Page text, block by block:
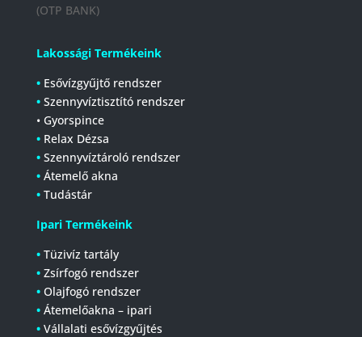
(OTP BANK)
Lakossági Termékeink
• Esővízgyűjtő rendszer
• Szennyvíztisztító rendszer
• Gyorspince
• Relax Dézsa
• Szennyvíztároló rendszer
• Átemelő akna
• Tudástár
Ipari Termékeink
• Tüzivíz tartály
• Zsírfogó rendszer
• Olajfogó rendszer
• Átemelőakna – ipari
• Vállalati esővízgyűjtés